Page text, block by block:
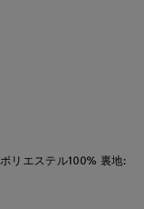
リエステル100% 裏地: